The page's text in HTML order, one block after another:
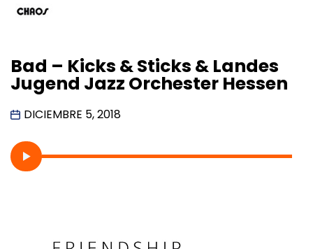
Bad – Kicks & Sticks & Landes
Jugend Jazz Orchester Hessen
DICIEMBRE 5, 2018